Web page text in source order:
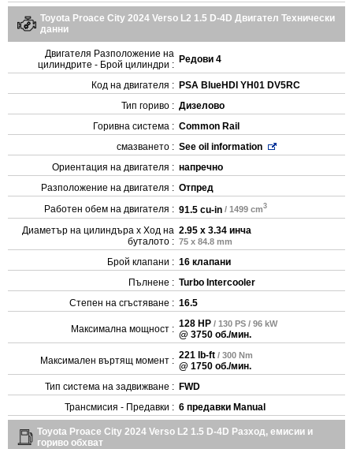
Toyota Proace City 2024 Verso L2 1.5 D-4D Двигател Технически
данни
Двигателя Разположение на
цилиндрите - Брой цилиндри : Редови 4
Код на двигателя : PSA BlueHDI YH01 DV5RC
Тип гориво : Дизелово
Горивна система : Common Rail
смазването : See oil information
Ориентация на двигателя : напречно
Разположение на двигателя : Отпред
Работен обем на двигателя : 91.5 cu-in / 1499 cm3
Диаметър на цилиндъра x Ход на
буталото :
2.95 x 3.34 инча
75 x 84.8 mm
Брой клапани : 16 клапани
Пълнене : Turbo Intercooler
Степен на сгъстяване : 16.5
Максимална мощност : 128 HP / 130 PS / 96 kW
@ 3750 об./мин.
Максимален въртящ момент : 221 lb-ft / 300 Nm
@ 1750 об./мин.
Тип система на задвижване : FWD
Трансмисия - Предавки : 6 предавки Manual
Toyota Proace City 2024 Verso L2 1.5 D-4D Разход, емисии и
гориво обхват